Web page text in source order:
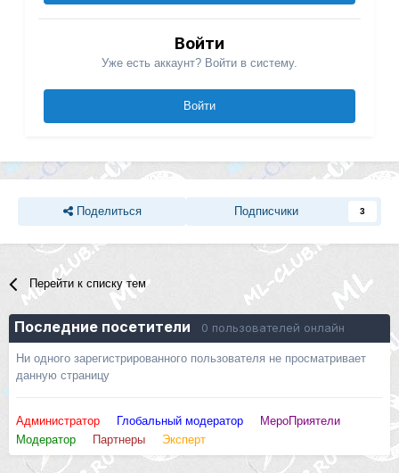
Войти
Уже есть аккаунт? Войти в систему.
Войти
Поделиться Подписчики 3
Перейти к списку тем
Последние посетители 0 пользователей онлайн
Ни одного зарегистрированного пользователя не просматривает
данную страницу
Администратор Глобальный модератор
МероПриятели
Модератор
Партнеры Эксперт